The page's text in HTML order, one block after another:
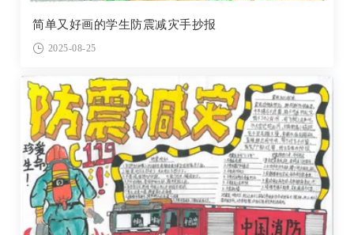
简单又好画的学生防震减灾手抄报
2025-08-25